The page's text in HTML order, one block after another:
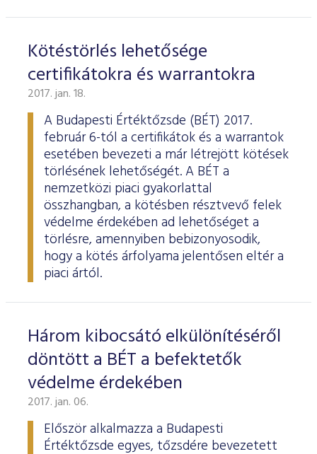
Kötéstörlés lehetősége
certifikátokra és warrantokra
2017. jan. 18.
A Budapesti Értéktőzsde (BÉT) 2017.
február 6-tól a certifikátok és a warrantok
esetében bevezeti a már létrejött kötések
törlésének lehetőségét. A BÉT a
nemzetközi piaci gyakorlattal
összhangban, a kötésben résztvevő felek
védelme érdekében ad lehetőséget a
törlésre, amennyiben bebizonyosodik,
hogy a kötés árfolyama jelentősen eltér a
piaci ártól.
Három kibocsátó elkülönítéséről
döntött a BÉT a befektetők
védelme érdekében
2017. jan. 06.
Először alkalmazza a Budapesti
Értéktőzsde egyes, tőzsdére bevezetett